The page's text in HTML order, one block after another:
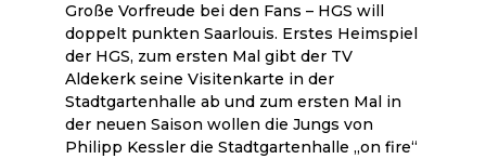
Große Vorfreude bei den Fans – HGS will
doppelt punkten Saarlouis. Erstes Heimspiel
der HGS, zum ersten Mal gibt der TV
Aldekerk seine Visitenkarte in der
Stadtgartenhalle ab und zum ersten Mal in
der neuen Saison wollen die Jungs von
Philipp Kessler die Stadtgartenhalle „on fire“